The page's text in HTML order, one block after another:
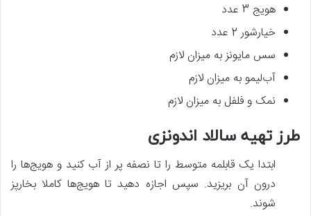
هویج 3 عدد
خیارشور 2 عدد
سس مایونز به میزان لازم
آب‌لیمو به میزان لازم
نمک و فلفل به میزان لازم
طرز تهیه سالاد اندونزی
ابتدا یک قابلمه متوسط را تا نصفه پر از آب کنید و هویج‌ها را
درون آن بریزید. سپس اجازه دهید تا هویج‌ها کاملا بخارپز
شوند.